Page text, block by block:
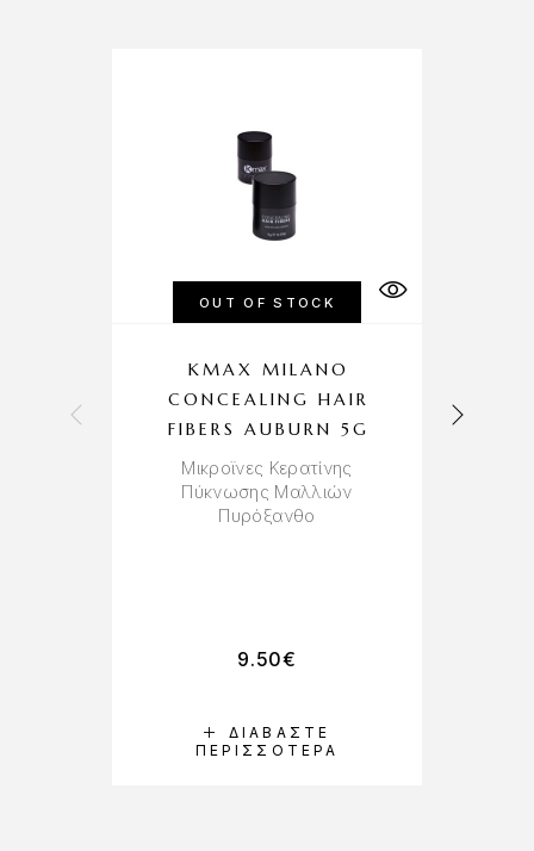
OUT OF STOCK
ΔΙΑΒΆΣΤΕ
ΠΕΡΙΣΣΌΤΕΡΑ
KMAX MILANO
CONCEALING HAIR
FIBERS AUBURN 5G
Μικροϊνες Κερατίνης
Πύκνωσης Μαλλιών
Πυρόξανθο
9.50€